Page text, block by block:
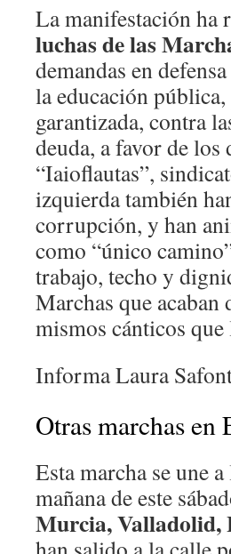
La manifestación ha
luchas de las
demandas en
la educación
garantizada, contra
deuda, a favor de
“Iaioflautas”,
izquierda también
corrupción, y han
como “único
trabajo, techo y
Marchas que acaban
mismos cánticos
Informa Laura
Otras marchas en
Esta marcha se une
mañana de este
Murcia, Valladolid,